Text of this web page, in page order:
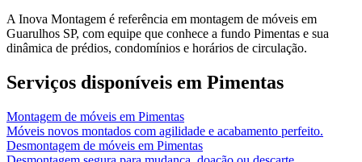
A Inova Montagem é referência em montagem de móveis em
Guarulhos SP, com equipe que conhece a fundo Pimentas e sua
dinâmica de prédios, condomínios e horários de circulação.
Serviços disponíveis em Pimentas
Montagem de móveis em Pimentas
Móveis novos montados com agilidade e acabamento perfeito.
Desmontagem de móveis em Pimentas